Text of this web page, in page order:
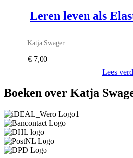
Leren leven als
Katja Swager
€ 7,00
Lees
Boeken over Katja